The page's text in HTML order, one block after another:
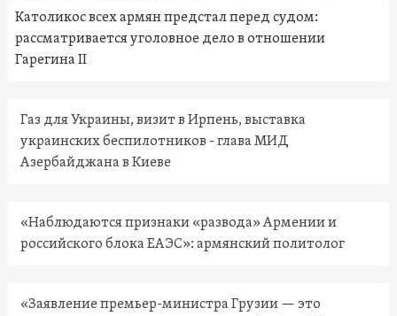
Католикос всех армян предстал перед судом:
рассматривается уголовное дело в отношении
Гарегина II
Газ для Украины, визит в Ирпень, выставка
украинских беспилотников - глава МИД
Азербайджана в Киеве
«Наблюдаются признаки «развода» Армении и
российского блока ЕАЭС»: армянский политолог
«Заявление премьер-министра Грузии — это